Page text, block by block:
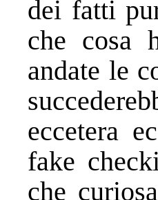
dei fatti
che cosa
andate le
eccetera
fake
che